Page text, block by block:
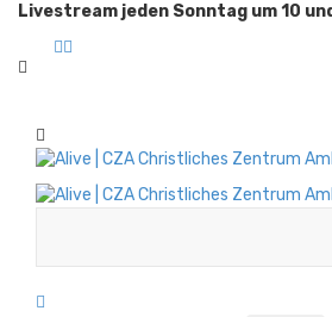
Livestream jeden Sonntag um 10